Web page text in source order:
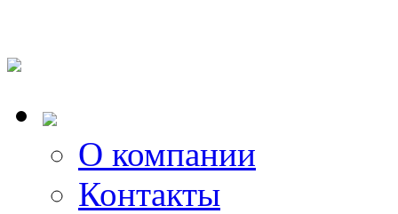
О компании
Контакты